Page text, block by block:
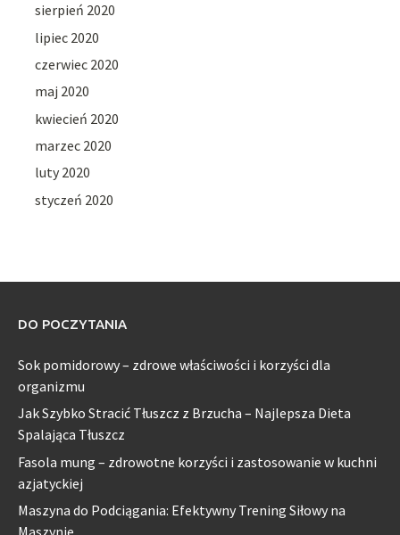
sierpień 2020
lipiec 2020
czerwiec 2020
maj 2020
kwiecień 2020
marzec 2020
luty 2020
styczeń 2020
DO POCZYTANIA
Sok pomidorowy – zdrowe właściwości i korzyści dla
organizmu
Jak Szybko Stracić Tłuszcz z Brzucha – Najlepsza Dieta
Spalająca Tłuszcz
Fasola mung – zdrowotne korzyści i zastosowanie w kuchni
azjatyckiej
Maszyna do Podciągania: Efektywny Trening Siłowy na